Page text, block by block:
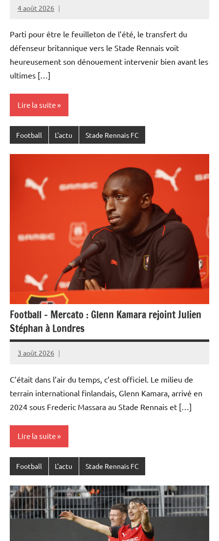
4 août 2026
Rédaction
Parti pour être le feuilleton de l’été, le transfert du
défenseur britannique vers le Stade Rennais voit
heureusement son dénouement intervenir bien avant les
ultimes […]
Lire la suite
Football L'actu Stade Rennais FC
Football – Mercato : Glenn Kamara rejoint Julien
Stéphan à Londres
3 août 2026
Rédaction
C’était dans l’air du temps, c’est officiel. Le milieu de
terrain international finlandais, Glenn Kamara, arrivé en
2024 sous Frederic Massara au Stade Rennais et […]
Lire la suite
Football L'actu Stade Rennais FC